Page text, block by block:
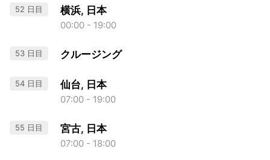
52 日目 横浜, 日本
00:00 - 19:00
53 日目 クルージング
54 日目 仙台, 日本
07:00 - 19:00
55 日目 宮古, 日本
07:00 - 18:00